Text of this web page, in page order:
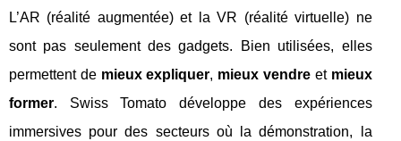
L’AR (réalité augmentée) et la VR (réalité virtuelle) ne
sont pas seulement des gadgets. Bien utilisées, elles
permettent de mieux expliquer, mieux vendre et mieux
former. Swiss Tomato développe des expériences
immersives pour des secteurs où la démonstration, la